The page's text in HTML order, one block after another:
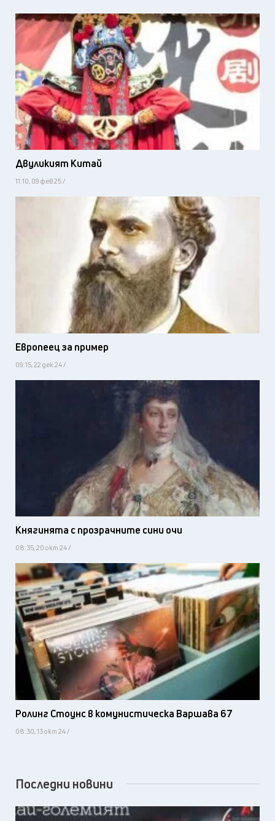
Двуликият Китай
11:10, 09 фев 25 /
Европеец за пример
09:15, 22 дек 24 /
Княгинята с прозрачните сини очи
08:35, 20 окт 24 /
Ролинг Стоунс в комунистическа Варшава 67
08:30, 13 окт 24 /
Последни новини